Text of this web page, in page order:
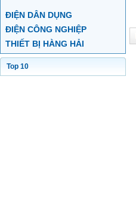
ĐIỆN DÂN DỤNG
ĐIỆN CÔNG NGHIỆP
THIẾT BỊ HÀNG HẢI
Top 10